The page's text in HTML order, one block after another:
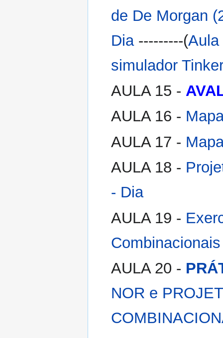
de De Morgan
Dia ---------(
simulador
AULA 15 -
AULA 16 -
AULA 17 -
AULA 18 -
- Dia
AULA 19 -
AULA 20 -
NOR e